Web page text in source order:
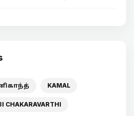
KAMAL
CHAKARAVARTHI